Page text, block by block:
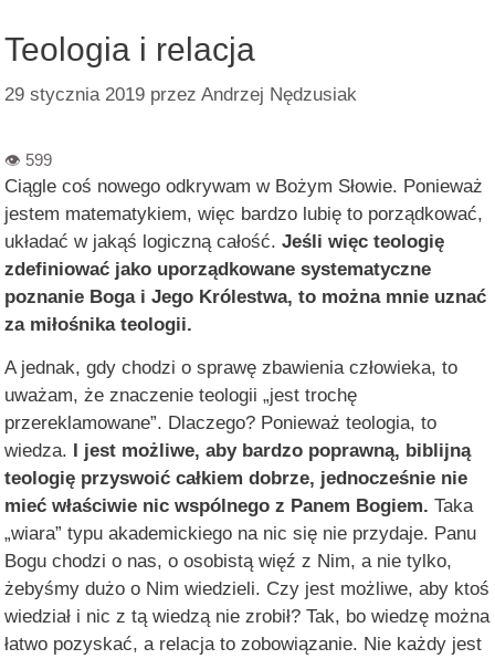
Teologia i relacja
29 stycznia 2019 przez Andrzej Nędzusiak
Ciągle coś nowego odkrywam w Bożym Słowie. Ponieważ
jestem matematykiem, więc bardzo lubię to porządkować,
układać w jakąś logiczną całość. Jeśli więc teologię
zdefiniować jako uporządkowane systematyczne
poznanie Boga i Jego Królestwa, to można mnie uznać
za miłośnika teologii.
A jednak, gdy chodzi o sprawę zbawienia człowieka, to
uważam, że znaczenie teologii „jest trochę
przereklamowane”. Dlaczego? Ponieważ teologia, to
wiedza. I jest możliwe, aby bardzo poprawną, biblijną
teologię przyswoić całkiem dobrze, jednocześnie nie
mieć właściwie nic wspólnego z Panem Bogiem. Taka
„wiara” typu akademickiego na nic się nie przydaje. Panu
Bogu chodzi o nas, o osobistą więź z Nim, a nie tylko,
żebyśmy dużo o Nim wiedzieli. Czy jest możliwe, aby ktoś
wiedział i nic z tą wiedzą nie zrobił? Tak, bo wiedzę można
łatwo pozyskać, a relacja to zobowiązanie. Nie każdy jest